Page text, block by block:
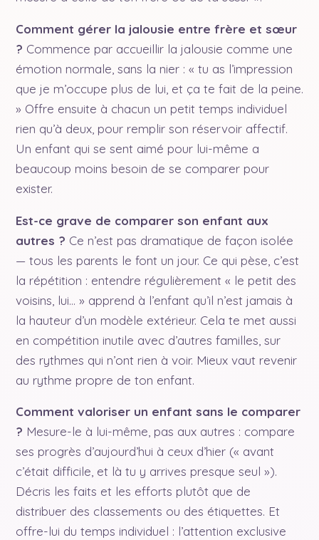
Comment gérer la jalousie entre frère et sœur
? Commence par accueillir la jalousie comme une
émotion normale, sans la nier : « tu as l’impression
que je m’occupe plus de lui, et ça te fait de la peine.
» Offre ensuite à chacun un petit temps individuel
rien qu’à deux, pour remplir son réservoir affectif.
Un enfant qui se sent aimé pour lui-même a
beaucoup moins besoin de se comparer pour
exister.
Est-ce grave de comparer son enfant aux
autres ? Ce n’est pas dramatique de façon isolée
— tous les parents le font un jour. Ce qui pèse, c’est
la répétition : entendre régulièrement « le petit des
voisins, lui… » apprend à l’enfant qu’il n’est jamais à
la hauteur d’un modèle extérieur. Cela te met aussi
en compétition inutile avec d’autres familles, sur
des rythmes qui n’ont rien à voir. Mieux vaut revenir
au rythme propre de ton enfant.
Comment valoriser un enfant sans le comparer
? Mesure-le à lui-même, pas aux autres : compare
ses progrès d’aujourd’hui à ceux d’hier (« avant
c’était difficile, et là tu y arrives presque seul »).
Décris les faits et les efforts plutôt que de
distribuer des classements ou des étiquettes. Et
offre-lui du temps individuel : l’attention exclusive